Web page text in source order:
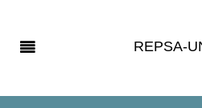
REPSA-